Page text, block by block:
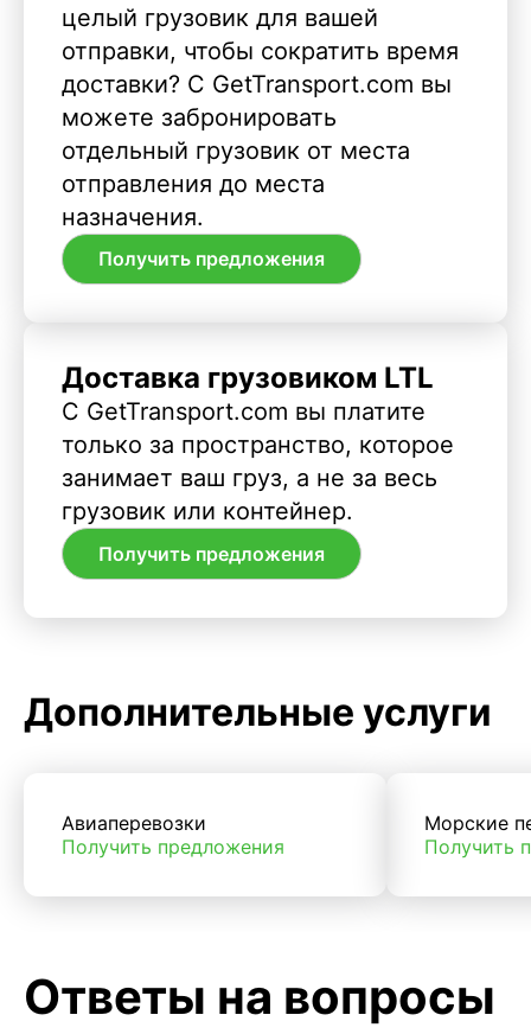
целый грузовик для вашей
отправки, чтобы сократить время
доставки? С GetTransport.com вы
можете забронировать
отдельный грузовик от места
отправления до места
назначения.
Получить предложения
Доставка грузовиком LTL
С GetTransport.com вы платите
только за пространство, которое
занимает ваш груз, а не за весь
грузовик или контейнер.
Получить предложения
Дополнительные услуги
Авиаперевозки
Получить предложения
Морские
Получить
Ответы на вопросы